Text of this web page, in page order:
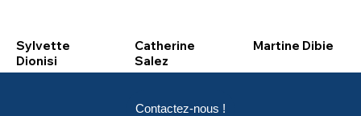
Sylvette
Dionisi
Catherine
Salez
Martine Dibie
Contactez-nous !